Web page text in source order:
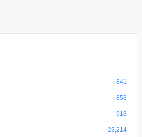
841
853
918
23,214